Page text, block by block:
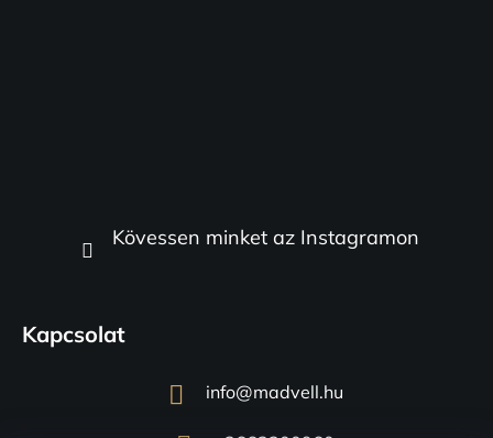
Kövessen minket az Instagramon
Kapcsolat
info@madvell.hu